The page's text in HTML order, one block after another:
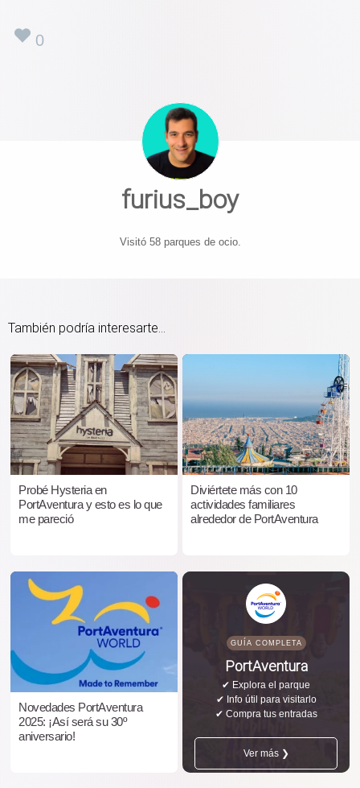
0
furius_boy
Visitó 58 parques de ocio.
También podría interesarte...
Probé Hysteria en
PortAventura y esto es lo que
me pareció
Diviértete más con 10
actividades familiares
alrededor de PortAventura
Novedades PortAventura
2025: ¡Así será su 30º
aniversario!
GUÍA COMPLETA
PortAventura
✔ Explora el parque
✔ Info útil para visitarlo
✔ Compra tus entradas
Ver más ❯